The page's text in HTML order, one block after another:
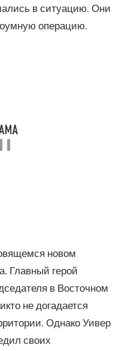
в ситуацию. Они
операцию.
новом
Главный герой
в Восточном
не догадается
Однако Уивер
своих